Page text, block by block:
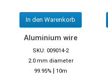
In den Warenkorb
Aluminium wire
SKU: 009014-2
2.0 mm diameter
99.95% | 10m